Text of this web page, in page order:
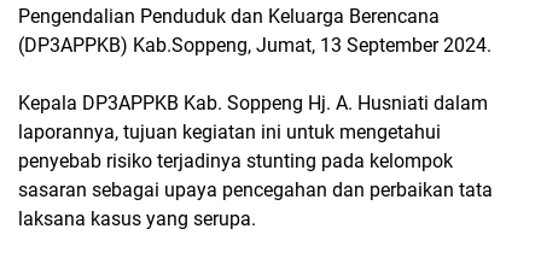
Pengendalian Penduduk dan Keluarga Berencana
(DP3APPKB) Kab.Soppeng, Jumat, 13 September 2024.
Kepala DP3APPKB Kab. Soppeng Hj. A. Husniati dalam
laporannya, tujuan kegiatan ini untuk mengetahui
penyebab risiko terjadinya stunting pada kelompok
sasaran sebagai upaya pencegahan dan perbaikan tata
laksana kasus yang serupa.